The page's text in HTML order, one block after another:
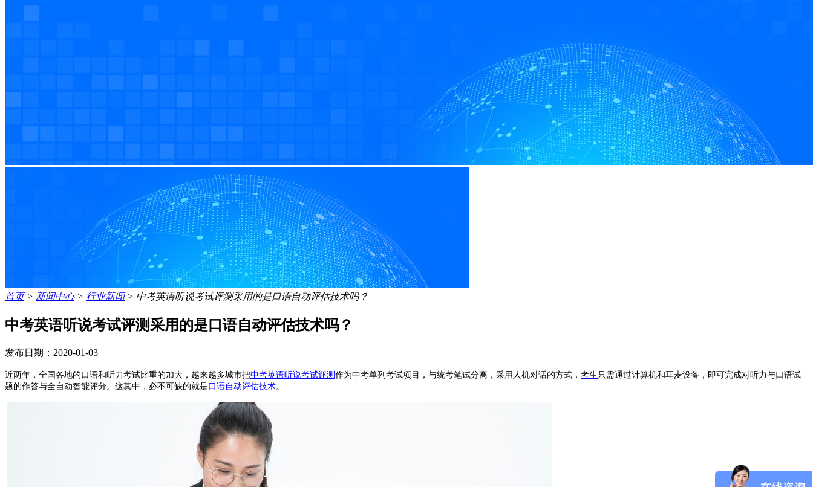
首页> 新闻中心> 行业新闻> 中考英语听说考试评测采用的是口语自动评估技术吗？
中考英语听说考试评测采用的是口语自动评估技术吗？
发布日期：2020-01-03
近两年 ， 全国各地的口语和听力考试比重的加大， 越来越多城市把中考英语听说考试评测 作为中考单列考试项目 ，与统考笔试分离，采用人机对话的方式， 考生只需通过计算机和耳麦设备，即可完成对听力与口语试
题的作答与全自动智能评分。这其中，必不可缺的就是 口语自动评估技术。